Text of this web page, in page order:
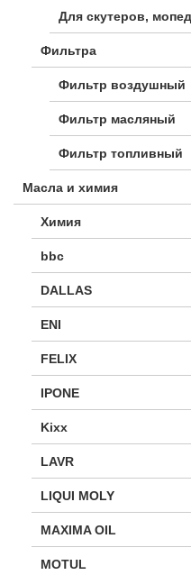
Для скутеров,
Фильтра
Фильтр воздушный
Фильтр масляный
Фильтр топливный
Масла и химия
Химия
bbc
DALLAS
ENI
FELIX
IPONE
Kixx
LAVR
LIQUI MOLY
MAXIMA OIL
MOTUL